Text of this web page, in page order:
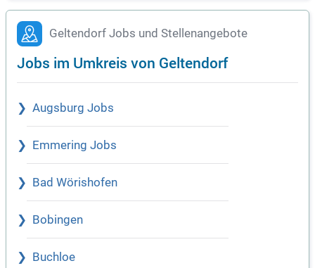
Geltendorf Jobs und Stellenangebote
Jobs im Umkreis von Geltendorf
Augsburg Jobs
Emmering Jobs
Bad Wörishofen
Bobingen
Buchloe